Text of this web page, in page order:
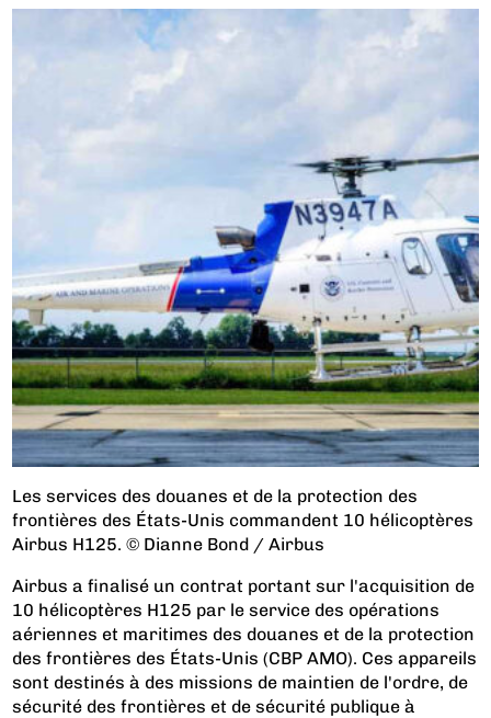
Les services des douanes et de la protection des
frontières des États-Unis commandent 10 hélicoptères
Airbus H125. © Dianne Bond / Airbus
Airbus a finalisé un contrat portant sur l'acquisition de
10 hélicoptères H125 par le service des opérations
aériennes et maritimes des douanes et de la protection
des frontières des États-Unis (CBP AMO). Ces appareils
sont destinés à des missions de maintien de l'ordre, de
sécurité des frontières et de sécurité publique à